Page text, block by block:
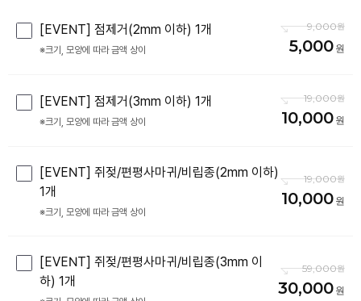
[EVENT] 점제거(2mm 이하) 1개
※크기, 모양에 따라 금액 상이
9,000
5,000
[EVENT] 점제거(3mm 이하) 1개
※크기, 모양에 따라 금액 상이
19,000
10,000
[EVENT] 쥐젖/편평사마귀/비립종(2mm 이하)
1개
※크기, 모양에 따라 금액 상이
19,000
10,000
[EVENT] 쥐젖/편평사마귀/비립종(3mm 이
하) 1개
59,000
30,000